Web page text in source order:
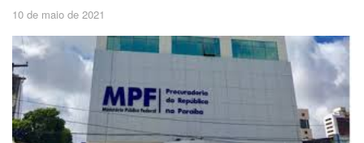
10 de maio de 2021